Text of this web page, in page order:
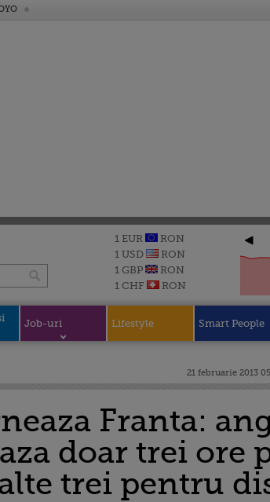
1 EUR
RON
1 USD
RON
1 GBP
RON
1 CHF
RON
Job-uri Lifestyle Smart People
21 februarie 2013
Franta:
doar trei ore
trei pentru